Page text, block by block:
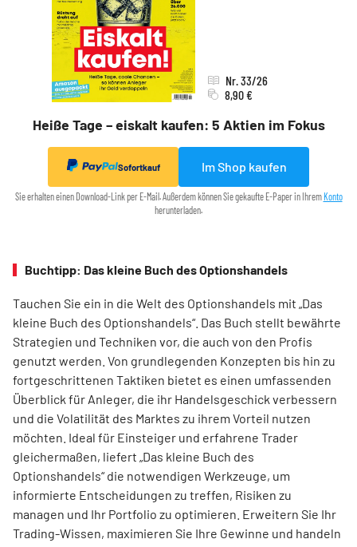
Heiße Tage – eiskalt kaufen: 5 Aktien im Fokus
Nr. 33/26
8,90 €
Sofortkauf Im Shop kaufen
Sie erhalten einen Download-Link per E-Mail. Außerdem können Sie gekaufte E-Paper in Ihrem Konto
herunterladen.
Buchtipp: Das kleine Buch des Optionshandels
Tauchen Sie ein in die Welt des Optionshandels mit „Das
kleine Buch des Optionshandels“. Das Buch stellt bewährte
Strategien und Techniken vor, die auch von den Profis
genutzt werden. Von grundlegenden Konzepten bis hin zu
fortgeschrittenen Taktiken bietet es einen umfassenden
Überblick für Anleger, die ihr Handelsgeschick verbessern
und die Volatilität des Marktes zu ihrem Vorteil nutzen
möchten. Ideal für Einsteiger und erfahrene Trader
gleichermaßen, liefert „Das kleine Buch des
Optionshandels“ die notwendigen Werkzeuge, um
informierte Entscheidungen zu treffen, Risiken zu
managen und Ihr Portfolio zu optimieren. Erweitern Sie Ihr
Trading-Wissen, maximieren Sie Ihre Gewinne und handeln